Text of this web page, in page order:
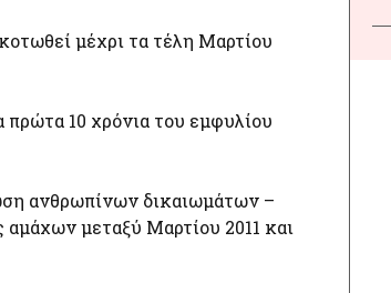
μέχρι τα τέλη Μαρτίου
πρώτα 10 χρόνια του εμφυλίου
ανθρωπίνων δικαιωμάτων –
μεταξύ Μαρτίου 2011 και